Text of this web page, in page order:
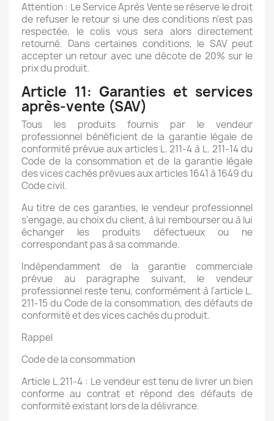
Attention : Le Service Après Vente se réserve le droit
de refuser le retour si une des conditions n'est pas
respectée, le colis vous sera alors directement
retourné. Dans certaines conditions, le SAV peut
accepter un retour avec une décote de 20% sur le
prix du produit.
Article 11: Garanties et services
après-vente (SAV)
Tous les produits fournis par le vendeur
professionnel bénéficient de la garantie légale de
conformité prévue aux articles L. 211-4 à L. 211-14 du
Code de la consommation et de la garantie légale
des vices cachés prévues aux articles 1641 à 1649 du
Code civil.
Au titre de ces garanties, le vendeur professionnel
s'engage, au choix du client, à lui rembourser ou à lui
échanger les produits défectueux ou ne
correspondant pas à sa commande.
Indépendamment de la garantie commerciale
prévue au paragraphe suivant, le vendeur
professionnel reste tenu, conformément à l'article L.
211-15 du Code de la consommation, des défauts de
conformité et des vices cachés du produit.
Rappel
Code de la consommation
Article L.211-4 : Le vendeur est tenu de livrer un bien
conforme au contrat et répond des défauts de
conformité existant lors de la délivrance.